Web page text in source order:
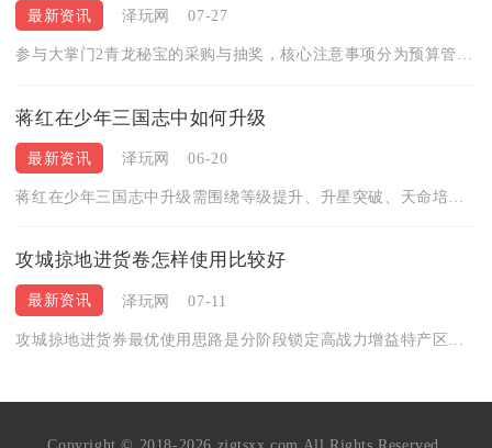
最新资讯 泽玩网 07-27
参与大掌门2青龙秘宝的采购与抽奖，核心注意事项分为预算管控、...
蒋红在少年三国志中如何升级
最新资讯 泽玩网 06-20
攻城掠地进货卷怎样使用比较好
最新资讯 泽玩网 07-11
Copyright © 2018-2026 zjgtsxx.com All Rights Reserved.